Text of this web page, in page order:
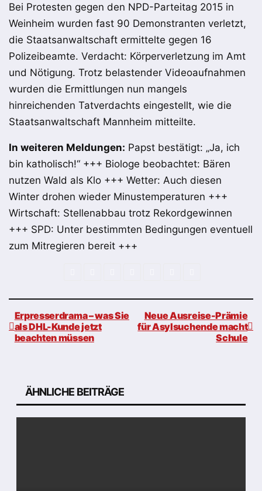
Bei Protesten gegen den NPD-Parteitag 2015 in
Weinheim wurden fast 90 Demonstranten verletzt,
die Staatsanwaltschaft ermittelte gegen 16
Polizeibeamte. Verdacht: Körperverletzung im Amt
und Nötigung. Trotz belastender Videoaufnahmen
wurden die Ermittlungen nun mangels
hinreichenden Tatverdachts eingestellt, wie die
Staatsanwaltschaft Mannheim mitteilte.
In weiteren Meldungen: Papst bestätigt: „Ja, ich
bin katholisch!“ +++ Biologe beobachtet: Bären
nutzen Wald als Klo +++ Wetter: Auch diesen
Winter drohen wieder Minustemperaturen +++
Wirtschaft: Stellenabbau trotz Rekordgewinnen
+++ SPD: Unter bestimmten Bedingungen eventuell
zum Mitregieren bereit +++
Neue Ausreise-Prämie
für Asylsuchende macht
Schule
Erpresserdrama – was Sie
als DHL-Kunde jetzt
beachten müssen
ÄHNLICHE BEITRÄGE